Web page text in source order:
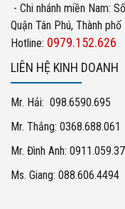
- Chi nhánh miền Nam:
Quận Tân Phú, Thành
Hotline: 0979.152.626
LIÊN HỆ KINH DOANH
Mr. Hải: 098.6590.695
Mr. Thắng: 0368.688.061
Mr. Đình Anh:
Ms. Giang: 088.606.4494